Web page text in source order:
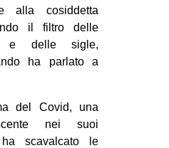
alla cosiddetta
il filtro delle
e delle sigle,
ha parlato a
del Covid, una
nei suoi
scavalcato le